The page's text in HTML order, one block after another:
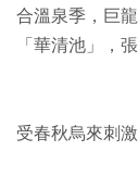
合溫泉季，巨
「華清池」，
受春秋烏來刺